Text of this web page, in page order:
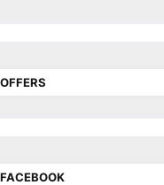
OFFERS
FACEBOOK